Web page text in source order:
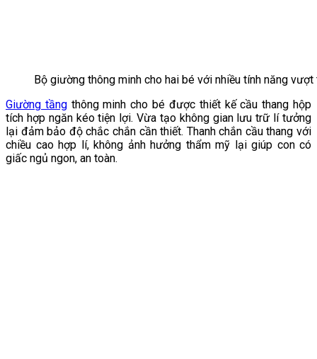
Bộ giường thông minh cho hai bé với nhiều tính năng vượt
Giường tầngthông minh cho bé được thiết kế cầu thang hộp
tích hợp ngăn kéo tiện lợi. Vừa tạo không gian lưu trữ lí tưởng
lại đảm bảo độ chắc chắn cần thiết. Thanh chắn cầu thang với
chiều cao hợp lí, không ảnh hưởng thẩm mỹ lại giúp con có
giấc ngủ ngon, an toàn.